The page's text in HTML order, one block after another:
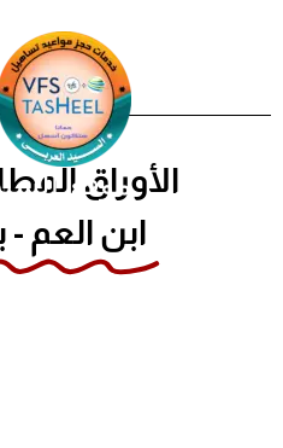
موقع
الأوراق
ابن العم -